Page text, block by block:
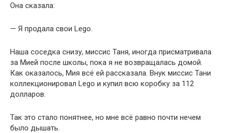
Она сказала:
— Я продала свои Lego.
Наша соседка снизу, миссис Таня, иногда присматривала
за Мией после школы, пока я не возвращалась домой.
Как оказалось, Мия всё ей рассказала. Внук миссис Тани
коллекционировал Lego и купил всю коробку за 112
долларов.
Так это стало понятнее, но мне всё равно почти нечем
было дышать.